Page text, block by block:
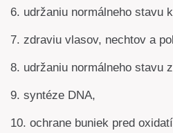
6. udržaniu normálneho stavu
7. zdraviu vlasov, nechtov a
8. udržaniu normálneho stavu
9. syntéze DNA,
10. ochrane buniek pred